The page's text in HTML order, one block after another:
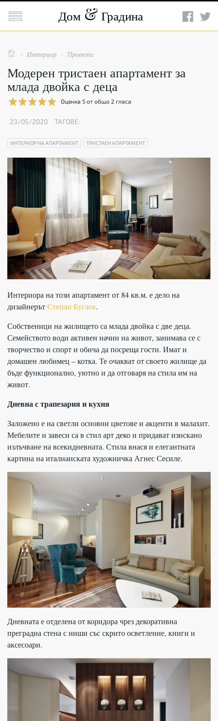
 Дом Градина
  Интериор  Проекти
Модерен тристаен апартамент за
млада двойка с деца
Оценка 5 от общо 2 гласа
23/05/2020 ТАГОВЕ:
ИНТЕРИОР НА АПАРТАМЕНТ ТРИСТАЕН АПАРТАМЕНТ
Интериора на този апартамент от 84 кв.м. е дело на
дизайнерътСтепан Бугаев.
Собственици на жилището са млада двойка с две деца.
Семейството води активен начин на живот, занимава се с
творчество и спорт и обича да посреща гости. Имат и
домашен любимец – котка. Те очакват от своето жилище да
бъде функционално, уютно и да отговаря на стила им на
живот.
Дневна с трапезария и кухня
Заложено е на светли основни цветове и акценти в малахит.
Мебелите и завеси са в стил арт деко и придават изискано
излъчване на всекидневната. Стила внася и елегантната
картина на италианската художничка Агнес Сесиле.
Дневната е отделена от коридора чрез декоративна
преградна стена с ниши със скрито осветление, книги и
аксесоари.